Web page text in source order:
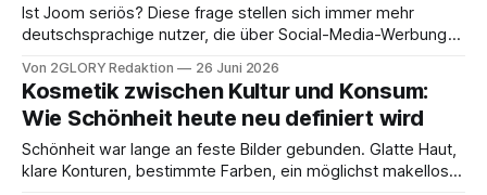
Ist Joom seriös? Diese frage stellen sich immer mehr
deutschsprachige nutzer, die über Social-Media-Werbung
günstigen preisen und die riesige auswahl wirken
verlockend, doch was steckt wirklich dahinter? Dieser
artikel fasst die wichtigsten erfahrung und bewertungen
zusammen, damit Sie
Von 2GLORY Redaktion 26 Juni 2026
Kosmetik zwischen Kultur und Konsum:
Wie Schönheit heute neu definiert wird
Schönheit war lange an feste Bilder gebunden. Glatte Haut,
klare Konturen, bestimmte Farben, ein möglichst makelloser